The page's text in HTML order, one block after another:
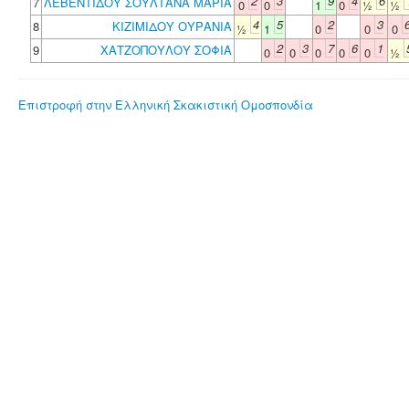
0 0 1 0 ½ ½
8
ΚΙΖΙΜΙΔΟΥ ΟΥΡΑΝΙΑ ½ 4 1 5 0 2 0 3 0
9
ΧΑΤΖΟΠΟΥΛΟΥ ΣΟΦΙΑ 0 2 0 3 0 7 0 6 0 1 ½
Επιστροφή στην Ελληνική Σκακιστική Ομοσπονδία